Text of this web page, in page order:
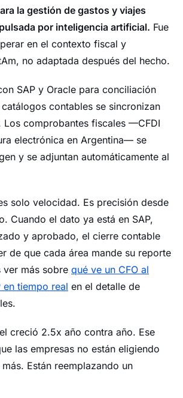
la gestión de gastos y viajes
por inteligencia artificial. Fue
en el contexto fiscal y
no adaptada después del hecho.
SAP y Oracle para conciliación
contables se sincronizan
Los comprobantes fiscales —CFDI
electrónica en Argentina— se
y se adjuntan automáticamente al
solo velocidad. Es precisión desde
Cuando el dato ya está en SAP,
y aprobado, el cierre contable
de que cada área mande su reporte
ver más sobre qué ve un CFO al
en tiempo real en el detalle de
creció 2.5x año contra año. Ese
las empresas no están eligiendo
Están reemplazando un